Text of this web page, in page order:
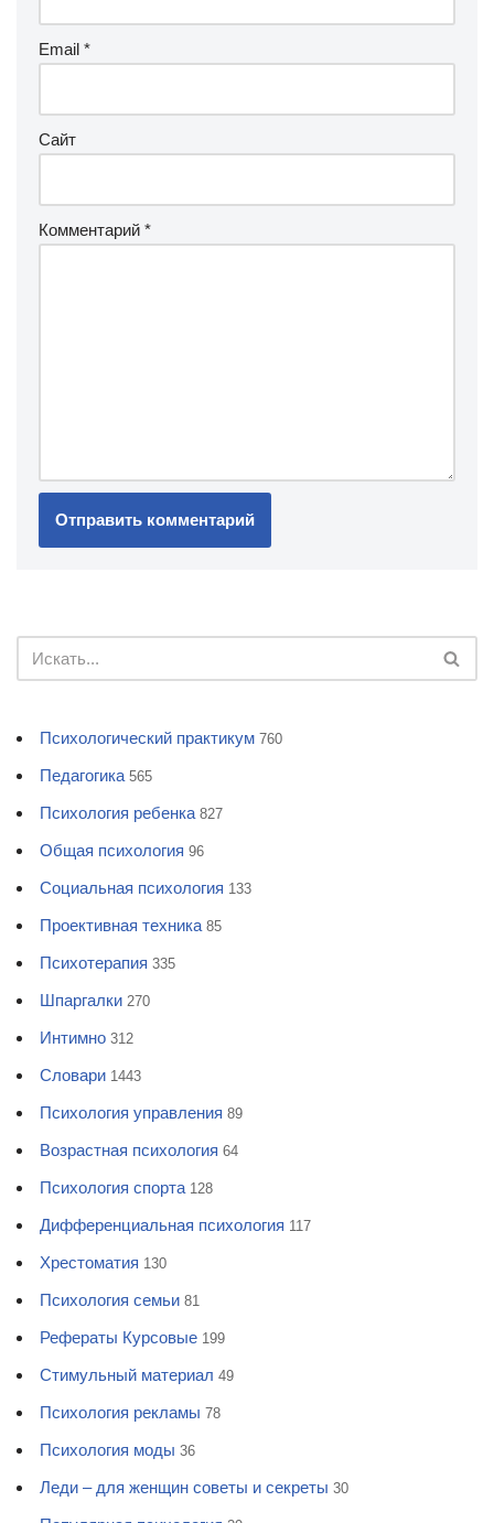
Email *
Сайт
Комментарий *
Психологический практикум 760
Педагогика 565
Психология ребенка 827
Общая психология 96
Социальная психология 133
Проективная техника 85
Психотерапия 335
Шпаргалки 270
Интимно 312
Словари 1443
Психология управления 89
Возрастная психология 64
Психология спорта 128
Дифференциальная психология 117
Хрестоматия 130
Психология семьи 81
Рефераты Курсовые 199
Стимульный материал 49
Психология рекламы 78
Психология моды 36
Леди – для женщин советы и секреты 30